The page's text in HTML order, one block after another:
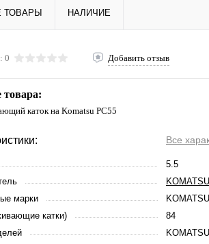
ТОВАРЫ НАЛИЧИЕ
0 Добавить отзыв
товара:
каток на Komatsu PC55
Все
5.5
KOMATSU
марки
KOMATSU
катки)
84